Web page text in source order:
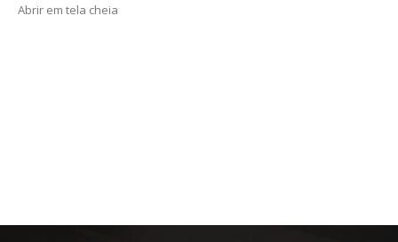
Abrir em tela cheia